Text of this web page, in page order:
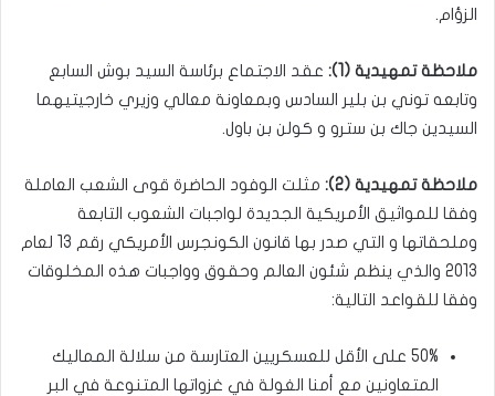
الزؤام.
ملاحظة تمهيدية (1):
عقد الاجتماع برئاسة السيد بوش السابع
وتابعه توني بن بلير السادس وبمعاونة معالي وزيري خارجيتيهما
السيدين جاك بن سترو و كولن بن باول.
ملاحظة تمهيدية (2):
مثلت الوفود الحاضرة قوى الشعب العاملة
وفقا للمواثيق الأمريكية الجديدة لواجبات الشعوب التابعة
وملحقاتها و التي صدر بها قانون الكونجرس الأمريكي رقم 13 لعام
2013 والذي ينظم شئون العالم وحقوق وواجبات هذه المخلوقات
وفقا للقواعد التالية:
50% على الأقل للعسكريين العتارسة من سلالة المماليك
المتعاونين مع أمنا الغولة في غزواتها المتنوعة في البر